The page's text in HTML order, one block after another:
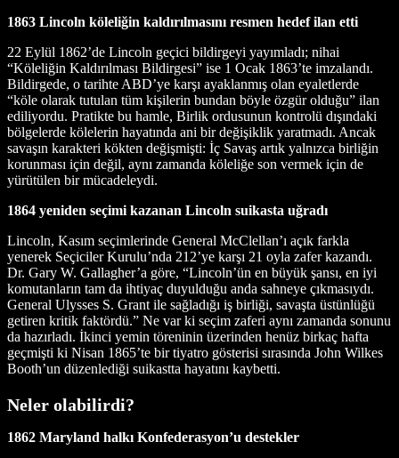
1863 Lincoln köleliğin kaldırılmasını resmen hedef ilan etti
22 Eylül 1862’de Lincoln geçici bildirgeyi yayımladı; nihai
“Köleliğin Kaldırılması Bildirgesi” ise 1 Ocak 1863’te imzalandı.
Bildirgede, o tarihte ABD’ye karşı ayaklanmış olan eyaletlerde
“köle olarak tutulan tüm kişilerin bundan böyle özgür olduğu” ilan
ediliyordu. Pratikte bu hamle, Birlik ordusunun kontrolü dışındaki
bölgelerde kölelerin hayatında ani bir değişiklik yaratmadı. Ancak
savaşın karakteri kökten değişmişti: İç Savaş artık yalnızca birliğin
korunması için değil, aynı zamanda köleliğe son vermek için de
yürütülen bir mücadeleydi.
1864 yeniden seçimi kazanan Lincoln suikasta uğradı
Lincoln, Kasım seçimlerinde General McClellan’ı açık farkla
yenerek Seçiciler Kurulu’nda 212’ye karşı 21 oyla zafer kazandı.
Dr. Gary W. Gallagher’a göre, “Lincoln’ün en büyük şansı, en iyi
komutanların tam da ihtiyaç duyulduğu anda sahneye çıkmasıydı.
General Ulysses S. Grant ile sağladığı iş birliği, savaşta üstünlüğü
getiren kritik faktördü.” Ne var ki seçim zaferi aynı zamanda sonunu
da hazırladı. İkinci yemin töreninin üzerinden henüz birkaç hafta
geçmişti ki Nisan 1865’te bir tiyatro gösterisi sırasında John Wilkes
Booth’un düzenlediği suikastta hayatını kaybetti.
Neler olabilirdi?
1862 Maryland halkı Konfederasyon’u destekler